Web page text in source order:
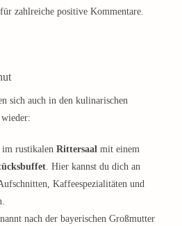
zahlreiche positive Kommentare.
sich auch in den kulinarischen
rustikalen Rittersaal mit einem
. Hier kannst du dich an
Kaffeespezialitäten und
nach der bayerischen Großmutter